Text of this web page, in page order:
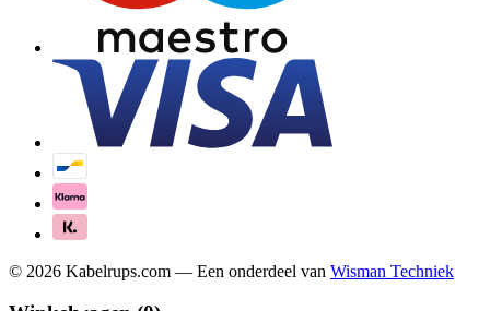
© 2026 Kabelrups.com — Een onderdeel van Wisman Techniek